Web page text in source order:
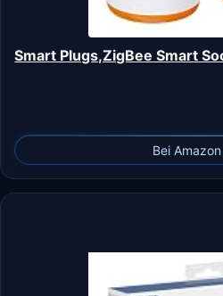
Smart Plugs,ZigBee Smart
Bei